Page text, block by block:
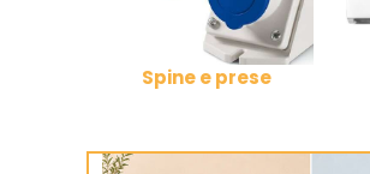
Spine e prese